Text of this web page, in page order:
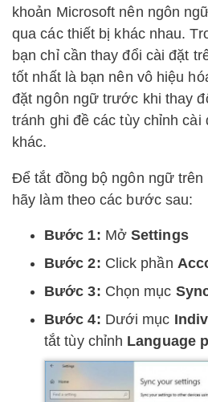
khoản Microsoft nên ngôn
qua các thiết bị khác nhau.
bạn chỉ cần thay đổi cài đặt
tốt nhất là bạn nên vô hiệu
đặt ngôn ngữ trước khi thay
tránh ghi đề các tùy chỉnh cài
khác.
Để tắt đồng bộ ngôn ngữ trên
hãy làm theo các bước sau:
Bước 1: Mở Settings
Bước 2: Click phần
Bước 3: Chọn mục
Bước 4: Dưới mục
tắt tùy chỉnh Language